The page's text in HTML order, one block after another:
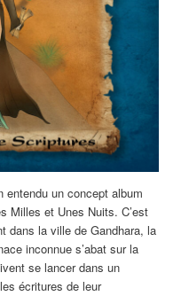
entendu un concept album
Milles et Unes Nuits. C’est
dans la ville de Gandhara, la
inconnue s’abat sur la
se lancer dans un
écritures de leur